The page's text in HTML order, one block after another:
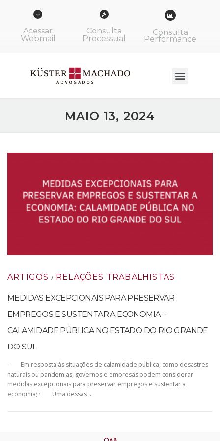
Acessar
Webmail
Consulta
Processual
Consulta
Performance
MAIO 13, 2024
ARTIGOS / RELAÇÕES TRABALHISTAS
MEDIDAS EXCEPCIONAIS PARA PRESERVAR
EMPREGOS E SUSTENTAR A ECONOMIA –
CALAMIDADE PÚBLICA NO ESTADO DO RIO GRANDE
DO SUL
· Em resposta às situações de calamidade pública, como desastres
naturais ou pandemias, governos e empresas podem considerar
medidas excepcionais para preservar empregos e sustentar a
economia; · Uma dessas …